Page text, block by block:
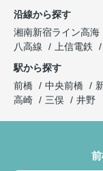
沿線から探す
湘南新宿ライン高海
八高線
上信電鉄
駅から探す
前橋
中央前橋
高崎
三俣 井野